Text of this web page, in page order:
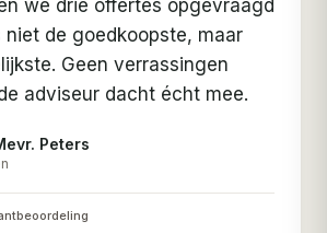
we drie offertes opgevraagd
niet de goedkoopste, maar
Geen verrassingen
adviseur dacht écht mee.
Peters